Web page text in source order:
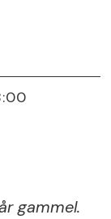
gammel.